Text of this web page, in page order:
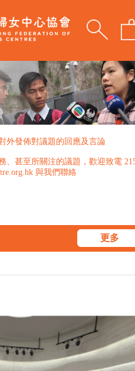
外發佈對議題的回應及言論
、甚至所關注的議題，歡迎致電
與我們聯絡
更多